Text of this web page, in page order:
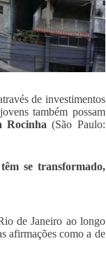
de investimentos
também possam
Rocinha (São Paulo:
se transformado,
de Janeiro ao longo
afirmações como a de